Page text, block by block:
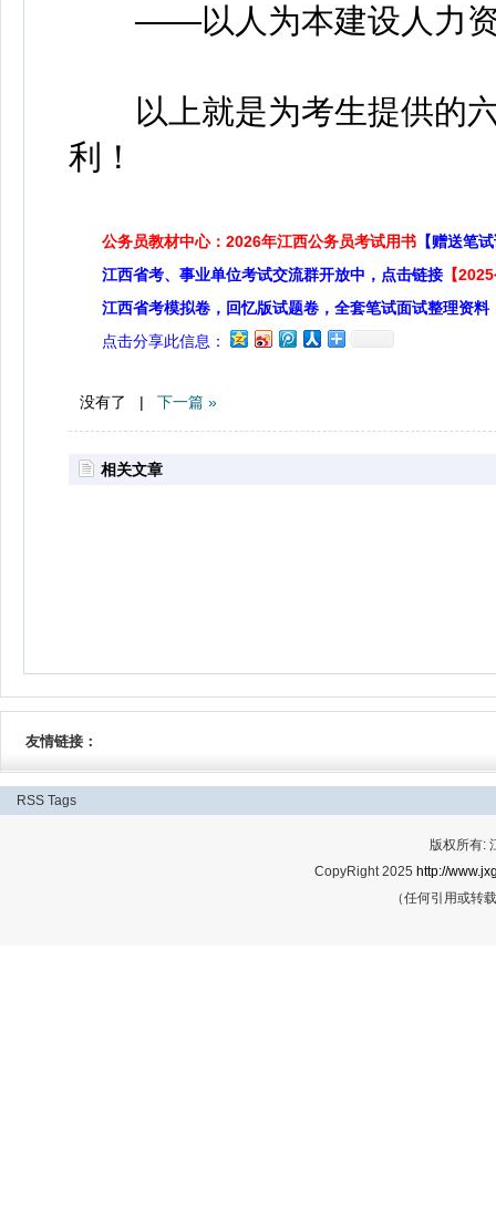
——以人为本建设人力资
以上就是为考生提供的六
利！
公务员教材中心：2026年江西公务员考试用书 【赠送笔
江西省考、事业单位考试交流群开放中，点击链接 【
江西省考模拟卷，回忆版试题卷，全套笔试面试整理资料
点击分享此信息：
没有了 | 下一篇 »
相关文章
友情链接：
RSS Tags
版权所有:
CopyRight 2025 http://
（任何引用或转